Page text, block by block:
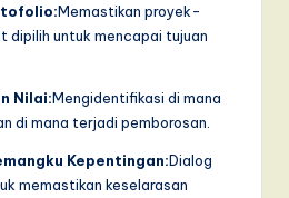
Memastikan proyek-
dipilih untuk mencapai tujuan
Nilai:Mengidentifikasi di mana
di mana terjadi pemborosan.
Kepentingan:Dialog
memastikan keselarasan